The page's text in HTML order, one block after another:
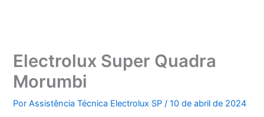
Electrolux Super Quadra
Morumbi
PorAssistência Técnica Electrolux SP/10 de abril de 2024